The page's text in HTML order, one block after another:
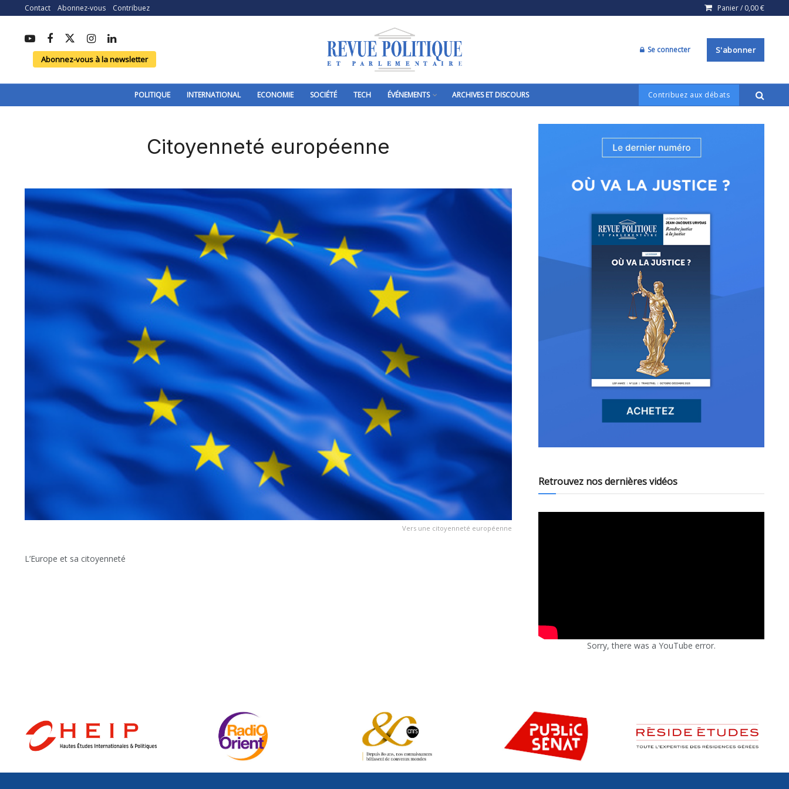
Contact Abonnez-vous Contribuez Panier / 0,00€
Abonnez-vous à la newsletter
Se connecter S'abonner
POLITIQUE INTERNATIONAL ECONOMIE SOCIÉTÉ TECH ÉVÉNEMENTS ARCHIVES ET DISCOURS Contribuez aux débats
Citoyenneté européenne
Vers une citoyenneté européenne
L’Europe et sa citoyenneté
Retrouvez nos dernières vidéos
Sorry, there was a YouTube error.